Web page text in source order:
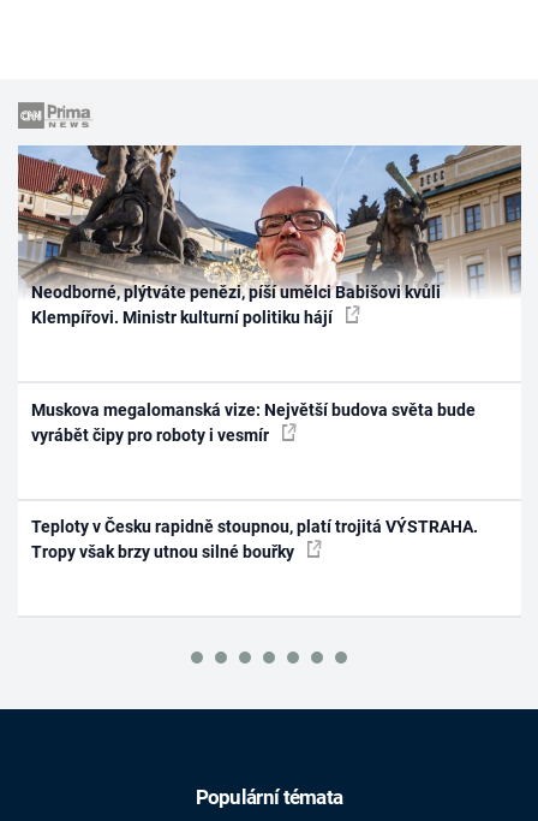
Neodborné, plýtváte penězi, píší umělci Babišovi kvůli
Klempířovi. Ministr kulturní politiku hájí
Muskova megalomanská vize: Největší budova světa bude
vyrábět čipy pro roboty i vesmír
Teploty v Česku rapidně stoupnou, platí trojitá VÝSTRAHA.
Tropy však brzy utnou silné bouřky
Populární témata